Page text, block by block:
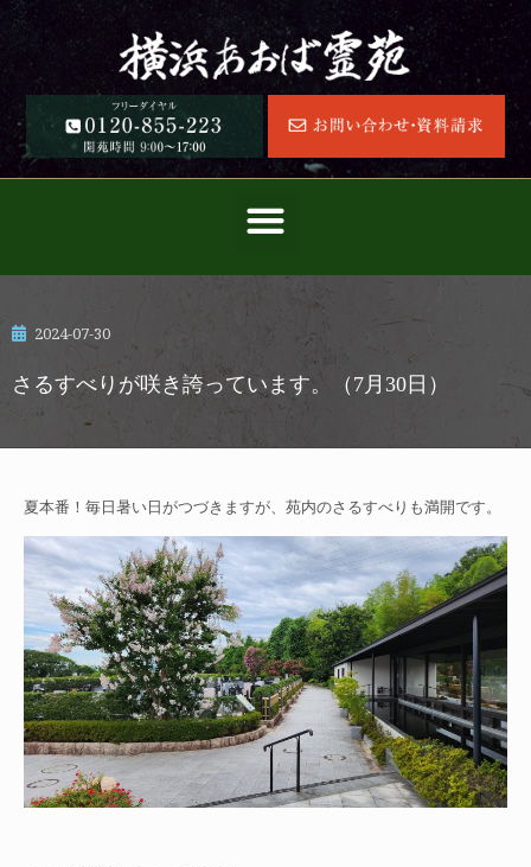
2024-07-30
さるすべりが咲き誇っています。（7月30日）
夏本番！毎日暑い日がつづきますが、苑内のさるすべりも満開です。